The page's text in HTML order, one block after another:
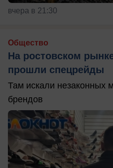
вчера в 21:30
Общество
На ростовском
прошли спецрейды
Там искали незаконных
брендов